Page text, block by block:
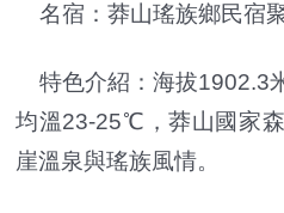
名宿：莽山瑤族鄉民宿
特色介紹：海拔1902.3
均溫23-25℃，莽山國家
崖溫泉與瑤族風情。